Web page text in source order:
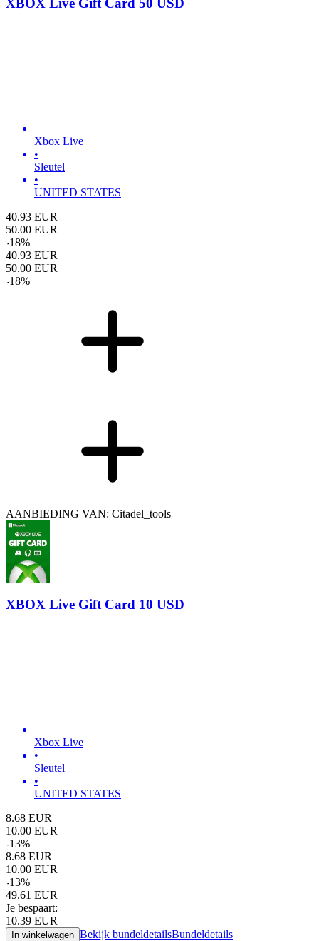
XBOX Live Gift Card 50 USD
Xbox Live
•
Sleutel
•
UNITED STATES
40.93 EUR
50.00 EUR
-18%
40.93 EUR
50.00 EUR
-18%
AANBIEDING VAN: Citadel_tools
XBOX Live Gift Card 10 USD
Xbox Live
•
Sleutel
•
UNITED STATES
8.68 EUR
10.00 EUR
-13%
8.68 EUR
10.00 EUR
-13%
49.61 EUR
Je bespaart:
10.39 EUR
In winkelwagen Bekijk bundeldetailsBundeldetails